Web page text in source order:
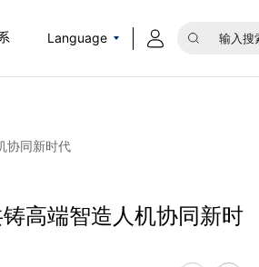
Language
协同新时代
高端智造人机协同新时